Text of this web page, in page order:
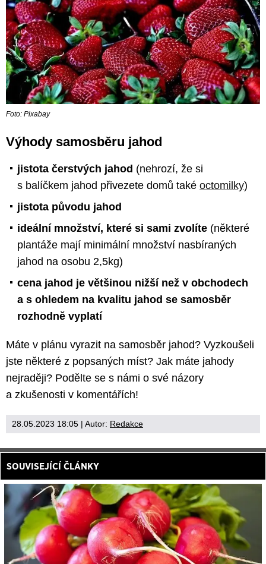
Foto: Pixabay
Výhody samosběru jahod
jistota čerstvých jahod (nehrozí, že si
s balíčkem jahod přivezete domů také octomilky)
jistota původu jahod
ideální množství, které si sami zvolíte (některé
plantáže mají minimální množství nasbíraných
jahod na osobu 2,5kg)
cena jahod je většinou nižší než v obchodech
a s ohledem na kvalitu jahod se samosběr
rozhodně vyplatí
Máte v plánu vyrazit na samosběr jahod? Vyzkoušeli
jste některé z popsaných míst? Jak máte jahody
nejraději? Podělte se s námi o své názory
a zkušenosti v komentářích!
28.05.2023 18:05 | Autor: Redakce
SOUVISEJÍCÍ ČLÁNKY